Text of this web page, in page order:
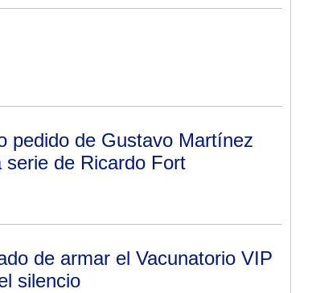
pedido de Gustavo Martínez
serie de Ricardo Fort
de armar el Vacunatorio VIP
silencio